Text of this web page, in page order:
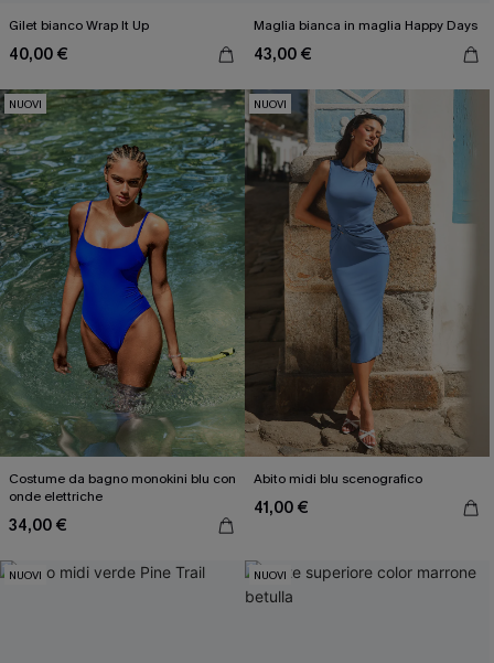
Gilet bianco Wrap It Up
40,00 €
Maglia bianca in maglia Happy Days
43,00 €
NUOVI
Costume da bagno monokini blu con
onde elettriche
34,00 €
NUOVI
Abito midi blu scenografico
41,00 €
NUOVI NUOVI